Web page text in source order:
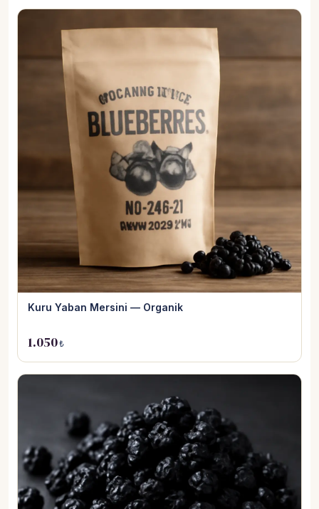
Kuru Yaban Mersini — Organik
1.050₺